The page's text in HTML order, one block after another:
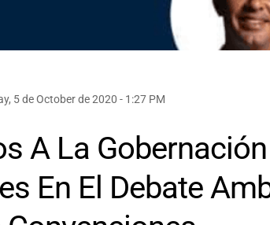
5 de October de 2020 - 1:27 PM
A La
En El Debate